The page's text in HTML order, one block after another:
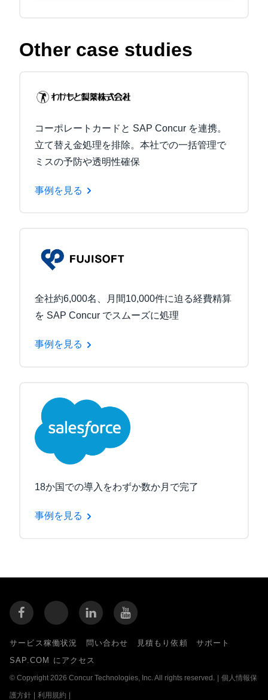
Other case studies
コーポレートカードと SAP Concur を連携。
立て替え金処理を排除。本社での一括管理で
ミスの予防や透明性確保
事例を見る
全社約6,000名、月間10,000件に迫る経費精算
を SAP Concur でスムーズに処理
事例を見る
18か国での導入をわずか数か月で完了
事例を見る
サービス稼働状況 問い合わせ 見積もり依頼
サポート
SAP.COM にアクセス
© Copyright 2026 Concur Technologies, Inc. All rights reserved. | 個人情報保
護方針 | 利用規約 |